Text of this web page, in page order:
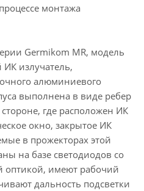
монтажа
Germikom MR, модель
ИК излучатель,
алюминиевого
выполнена в виде ребер
где расположен ИК
окно, закрытое ИК
в прожекторах этой
на базе светодиодов со
имеют рабочий
дальность подсветки